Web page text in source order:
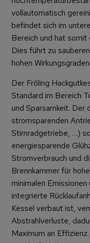
vollautomatisch
befindet sich im
Bereich und hat somit
Dies führt zu
hohen
Der Fröling
Standard im Bereich
und Sparsamkeit. Der
stromsparenden
Stirnradgetriebe, …)
energiesparende
Stromverbrauch und
Brennkammer für
minimalen
integrierte
Kessel verbaut ist,
Abstrahlverluste,
Maximum an